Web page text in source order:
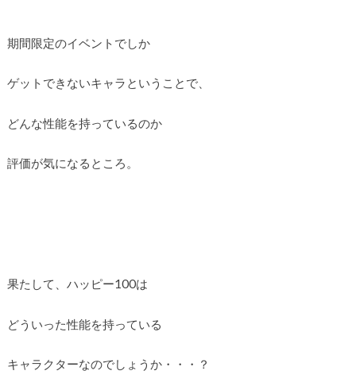
期間限定のイベントでしか
ゲットできないキャラということで、
どんな性能を持っているのか
評価が気になるところ。
果たして、ハッピー100は
どういった性能を持っている
キャラクターなのでしょうか・・・？